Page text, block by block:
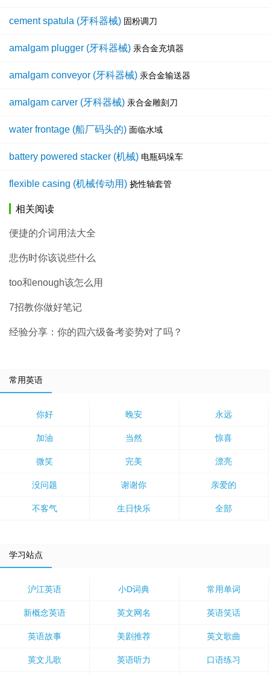
cement spatula (牙科器械) 固粉调刀
amalgam plugger (牙科器械) 汞合金充填器
amalgam conveyor (牙科器械) 汞合金输送器
amalgam carver (牙科器械) 汞合金雕刻刀
water frontage (船厂码头的) 面临水域
battery powered stacker (机械) 电瓶码垛车
flexible casing (机械传动用) 挠性轴套管
相关阅读
便捷的介词用法大全
悲伤时你该说些什么
too和enough该怎么用
7招教你做好笔记
经验分享：你的四六级备考姿势对了吗？
常用英语
你好 晚安 永远
加油 当然 惊喜
微笑 完美 漂亮
没问题 谢谢你 亲爱的
不客气 生日快乐 全部
学习站点
沪江英语 小D词典 常用单词
新概念英语 英文网名 英语笑话
英语故事 美剧推荐 英文歌曲
英文儿歌 英语听力 口语练习